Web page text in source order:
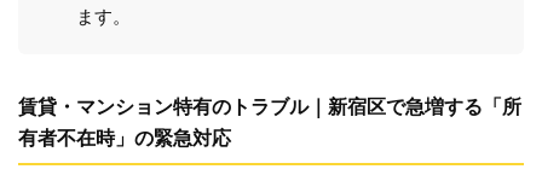
ます。
賃貸・マンション特有のトラブル｜新宿区で急増する「所
有者不在時」の緊急対応